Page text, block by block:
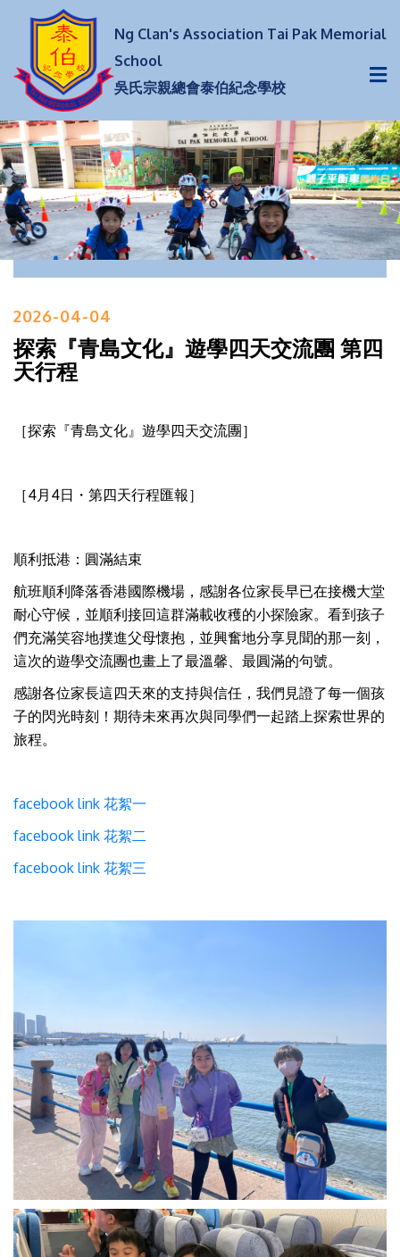
Ng Clan's Association Tai Pak Memorial
School
吳氏宗親總會泰伯紀念學校
2026-04-04
探索『青島文化』遊學四天交流團 第四
天行程
［探索『青島文化』遊學四天交流團］
［4月4日・第四天行程匯報］
順利抵港：圓滿結束
航班順利降落香港國際機場，感謝各位家長早已在接機大堂
耐心守候，並順利接回這群滿載收穫的小探險家。看到孩子
們充滿笑容地撲進父母懷抱，並興奮地分享見聞的那一刻，
這次的遊學交流團也畫上了最溫馨、最圓滿的句號。
感謝各位家長這四天來的支持與信任，我們見證了每一個孩
子的閃光時刻！期待未來再次與同學們一起踏上探索世界的
旅程。
facebook link 花絮一
facebook link 花絮二
facebook link 花絮三